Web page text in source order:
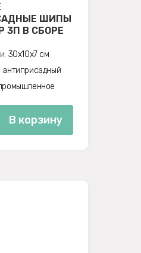
ШИПЫ
3П В СБОРЕ
30х10х7 см
антиприсадный
В корзину